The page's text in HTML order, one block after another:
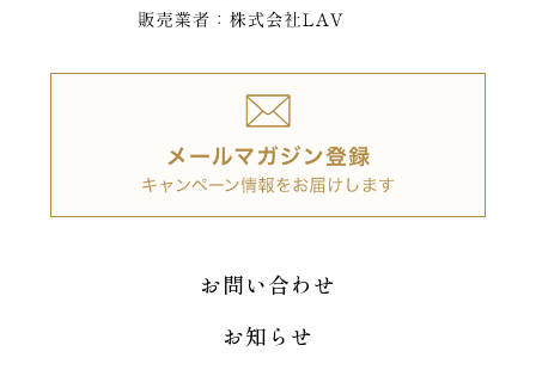
お問い合わせ
お知らせ